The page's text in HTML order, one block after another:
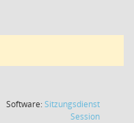
Software:Sitzungsdienst
Session(Wird in